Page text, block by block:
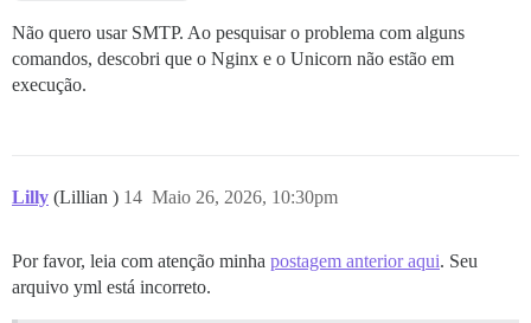
Não quero usar SMTP. Ao pesquisar o problema com alguns
comandos, descobri que o Nginx e o Unicorn não estão em
execução.
Lilly (Lillian ) Maio 26, 2026, 10:30pm
14
Por favor, leia com atenção minha postagem anterior aqui. Seu
arquivo yml está incorreto.